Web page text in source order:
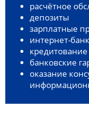
расчётное
депозиты
зарплатные
интернет-банк
кредитование
банковские
оказание